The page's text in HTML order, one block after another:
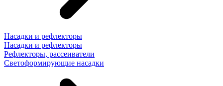
Насадки и рефлекторы
Насадки и рефлекторы
Рефлекторы, рассеиватели
Светоформирующие насадки